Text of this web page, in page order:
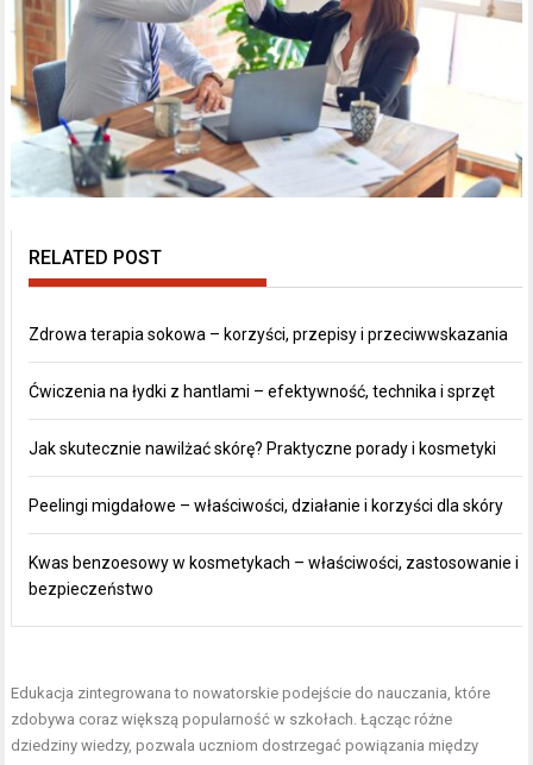
RELATED POST
Zdrowa terapia sokowa – korzyści, przepisy i przeciwwskazania
Ćwiczenia na łydki z hantlami – efektywność, technika i sprzęt
Jak skutecznie nawilżać skórę? Praktyczne porady i kosmetyki
Peelingi migdałowe – właściwości, działanie i korzyści dla skóry
Kwas benzoesowy w kosmetykach – właściwości, zastosowanie i
bezpieczeństwo
Edukacja zintegrowana to nowatorskie podejście do nauczania, które
zdobywa coraz większą popularność w szkołach. Łącząc różne
dziedziny wiedzy, pozwala uczniom dostrzegać powiązania między